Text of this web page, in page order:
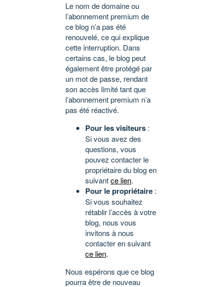
Le nom de domaine ou
l’abonnement premium de
ce blog n’a pas été
renouvelé, ce qui explique
cette interruption. Dans
certains cas, le blog peut
également être protégé par
un mot de passe, rendant
son accès limité tant que
l’abonnement premium n’a
pas été réactivé.
Pour les visiteurs :
Si vous avez des
questions, vous
pouvez contacter le
propriétaire du blog en
suivantce lien.
Pour le propriétaire :
Si vous souhaitez
rétablir l’accès à votre
blog, nous vous
invitons à nous
contacter en suivant
ce lien.
Nous espérons que ce blog
pourra être de nouveau